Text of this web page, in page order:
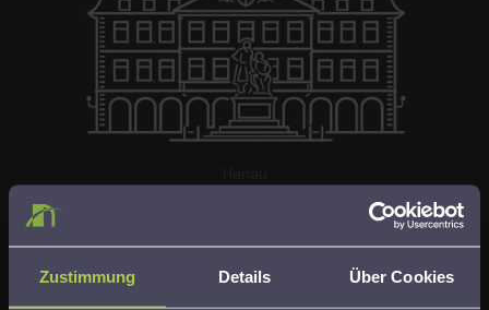
Zustimmung Details Über Cookies